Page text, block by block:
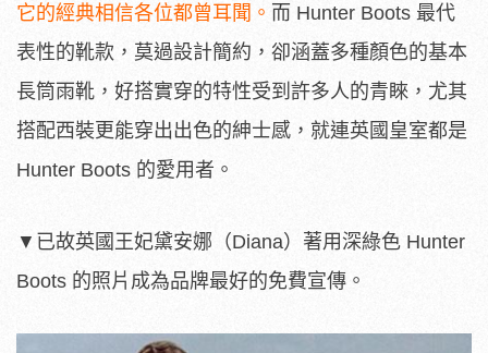
它的經典相信各位都曾耳聞。 而 Hunter Boots 最代
表性的靴款，莫過設計簡約，卻涵蓋多種顏色的基本
長筒雨靴，好搭實穿的特性受到許多人的青睞，尤其
搭配西裝更能穿出出色的紳士感，就連英國皇室都是
Hunter Boots 的愛用者。
▼已故英國王妃黛安娜（Diana）著用深綠色 Hunter
Boots 的照片成為品牌最好的免費宣傳。